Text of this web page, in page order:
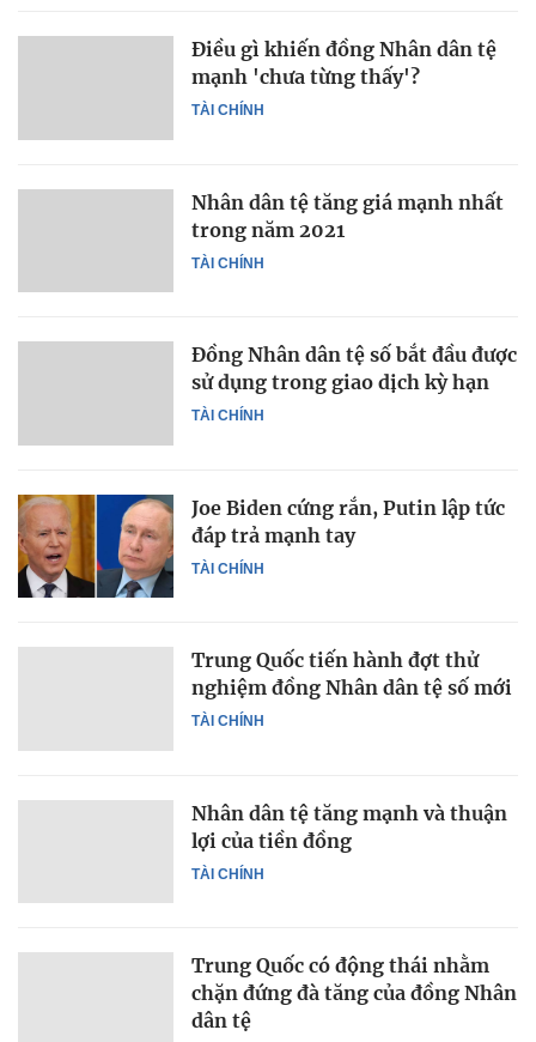
TÀI CHÍNH
Điều gì khiến đồng Nhân dân tệ
mạnh 'chưa từng thấy'?
TÀI CHÍNH
Nhân dân tệ tăng giá mạnh nhất
trong năm 2021
TÀI CHÍNH
Đồng Nhân dân tệ số bắt đầu được
sử dụng trong giao dịch kỳ hạn
TÀI CHÍNH
Joe Biden cứng rắn, Putin lập tức
đáp trả mạnh tay
TÀI CHÍNH
Trung Quốc tiến hành đợt thử
nghiệm đồng Nhân dân tệ số mới
TÀI CHÍNH
Nhân dân tệ tăng mạnh và thuận
lợi của tiền đồng
Trung Quốc có động thái nhằm
chặn đứng đà tăng của đồng Nhân
dân tệ